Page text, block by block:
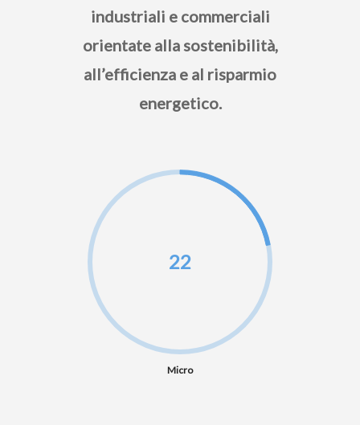
industriali e commerciali
orientate alla sostenibilità,
all’efficienza e al risparmio
energetico.
22
Micro